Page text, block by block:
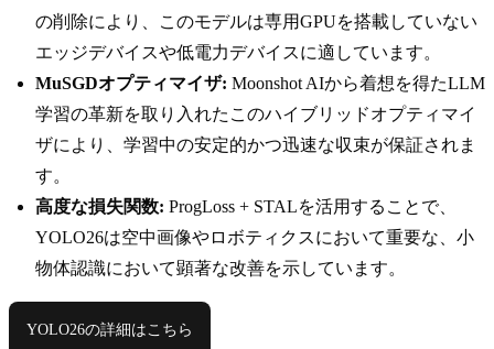
の削除により、このモデルは専用GPUを搭載していない
エッジデバイスや低電力デバイスに適しています。
MuSGDオプティマイザ: Moonshot AIから着想を得たLLM
学習の革新を取り入れたこのハイブリッドオプティマイ
ザにより、学習中の安定的かつ迅速な収束が保証されま
す。
高度な損失関数: ProgLoss + STALを活用することで、
YOLO26は空中画像やロボティクスにおいて重要な、小
物体認識において顕著な改善を示しています。
YOLO26の詳細はこちら